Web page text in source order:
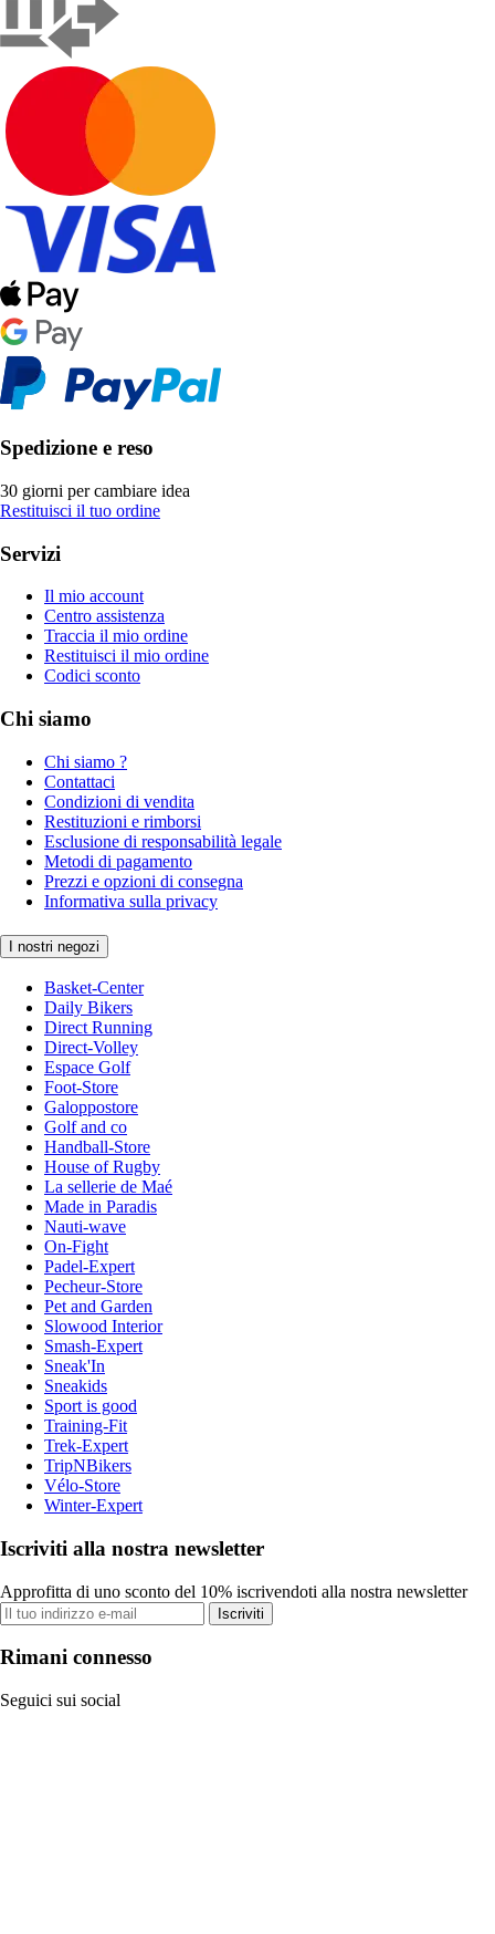
Spedizione e reso
30 giorni per cambiare idea
Restituisci il tuo ordine
Servizi
Il mio account
Centro assistenza
Traccia il mio ordine
Restituisci il mio ordine
Codici sconto
Chi siamo
Chi siamo ?
Contattaci
Condizioni di vendita
Restituzioni e rimborsi
Esclusione di responsabilità legale
Metodi di pagamento
Prezzi e opzioni di consegna
Informativa sulla privacy
I nostri negozi
Basket-Center
Daily Bikers
Direct Running
Direct-Volley
Espace Golf
Foot-Store
Galoppostore
Golf and co
Handball-Store
House of Rugby
La sellerie de Maé
Made in Paradis
Nauti-wave
On-Fight
Padel-Expert
Pecheur-Store
Pet and Garden
Slowood Interior
Smash-Expert
Sneak'In
Sneakids
Sport is good
Training-Fit
Trek-Expert
TripNBikers
Vélo-Store
Winter-Expert
Iscriviti alla nostra newsletter
Approfitta di uno sconto del 10% iscrivendoti alla nostra newsletter
Iscriviti
Rimani connesso
Seguici sui social